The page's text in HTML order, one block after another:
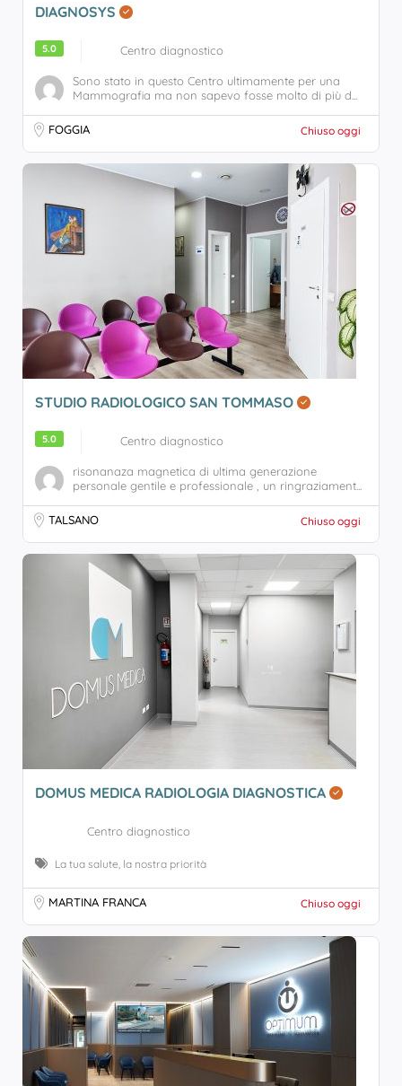
DIAGNOSYS
5.0 Centro diagnostico
Sono stato in questo Centro ultimamente per una
Mammografia ma non sapevo fosse molto di più d...
FOGGIA Chiuso oggi
STUDIO RADIOLOGICO SAN TOMMASO
5.0 Centro diagnostico
risonanaza magnetica di ultima generazione
personale gentile e professionale , un ringraziament...
TALSANO Chiuso oggi
DOMUS MEDICA RADIOLOGIA DIAGNOSTICA
Centro diagnostico
La tua salute, la nostra priorità
MARTINA FRANCA Chiuso oggi